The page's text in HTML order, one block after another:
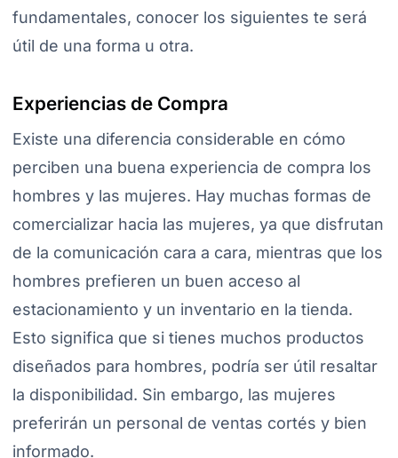
fundamentales, conocer los siguientes te será
útil de una forma u otra.
Experiencias de Compra
Existe una diferencia considerable en cómo
perciben una buena experiencia de compra los
hombres y las mujeres. Hay muchas formas de
comercializar hacia las mujeres, ya que disfrutan
de la comunicación cara a cara, mientras que los
hombres prefieren un buen acceso al
estacionamiento y un inventario en la tienda.
Esto significa que si tienes muchos productos
diseñados para hombres, podría ser útil resaltar
la disponibilidad. Sin embargo, las mujeres
preferirán un personal de ventas cortés y bien
informado.